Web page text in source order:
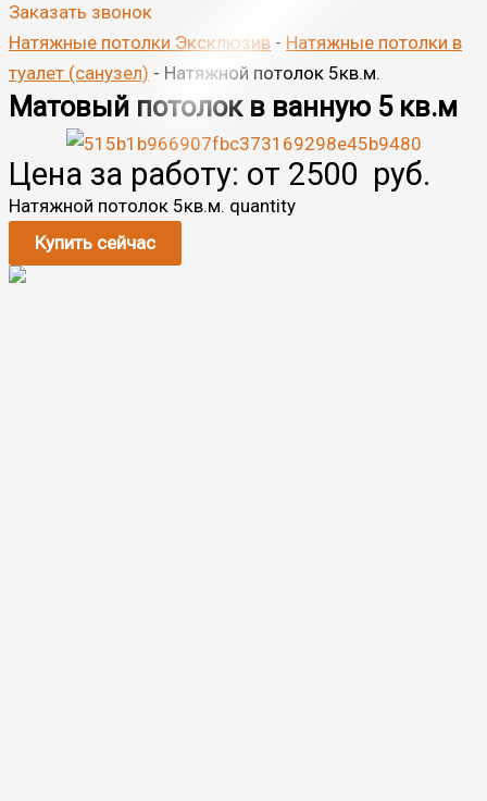
Заказать звонок
Натяжные потолки Эксклюзив - Натяжные потолки в
туалет (санузел) - Натяжной потолок 5кв.м.
Матовый потолок в ванную 5 кв.м
Цена за работу: от 2500 руб.
Натяжной потолок 5кв.м. quantity
Купить сейчас